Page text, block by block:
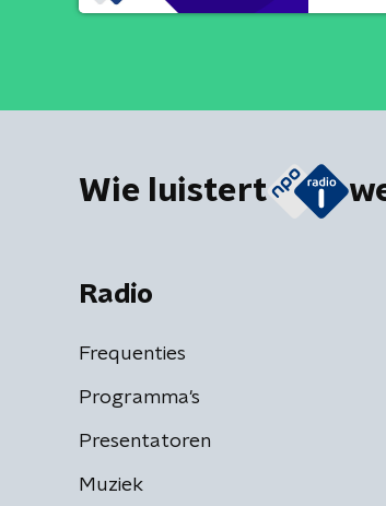
Wie luistert
Radio
Frequenties
Programma's
Presentatoren
Muziek